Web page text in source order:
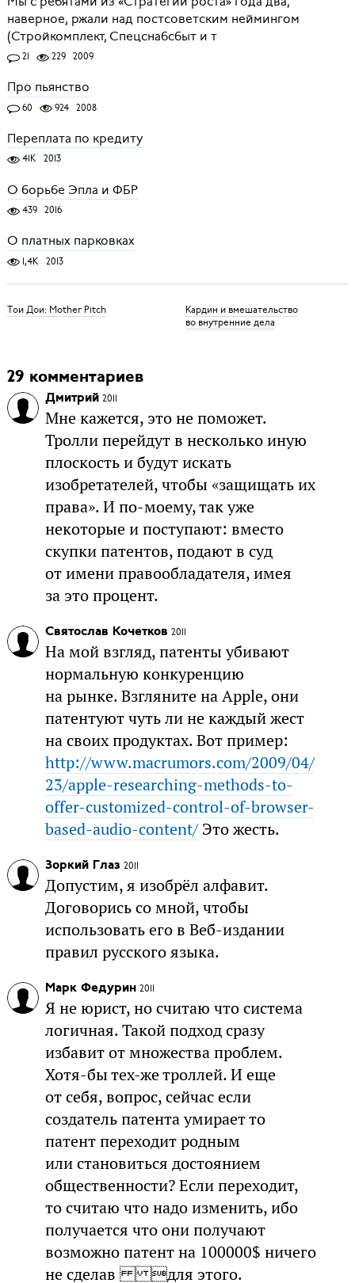
наверное, ржали над постсоветским неймингом
(Стройкомплект, Спецснабсбыт и т
21 229 2009
Про пьянство
60 924 2008
Переплата по кредиту
41K 2013
О борьбе Эпла и ФБР
439 2016
О платных парковках
1,4K 2013
Тои Дои: Mother Pitch
Кардин и вмешательство
во внутренние дела
29 комментариев
Дмитрий 2011
Мне кажется, это не поможет.
Тролли перейдут в несколько иную
плоскость и будут искать
изобретателей, чтобы «защищать их
права». И по-моему, так уже
некоторые и поступают: вместо
скупки патентов, подают в суд
от имени правообладателя, имея
за это процент.
Святослав Кочетков 2011
На мой взгляд, патенты убивают
нормальную конкуренцию
на рынке. Взгляните на Apple, они
патентуют чуть ли не каждый жест
на своих продуктах. Вот пример:
http://www.macrumors.com/2009/04/
23/apple-researching-methods-to-
offer-customized-control-of-browser-
based-audio-content/Это жесть.
Зоркий Глаз 2011
Допустим, я изобрёл алфавит.
Договорись со мной, чтобы
использовать его в Веб-издании
правил русского языка.
Марк Федурин 2011
Я не юрист, но считаю что система
логичная. Такой подход сразу
избавит от множества проблем.
Хотя-бы тех-же троллей. И еще
от себя, вопрос, сейчас если
создатель патента умирает то
патент переходит родным
или становиться достоянием
общественности? Если переходит,
то считаю что надо изменить, ибо
получается что они получают
возможно патент на 100000$ ничего
не сделав для этого.